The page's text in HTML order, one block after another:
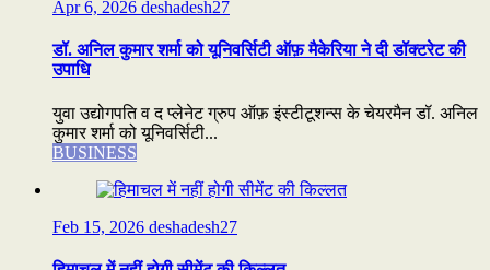
Apr 6, 2026 deshadesh27
डॉ. अनिल कुमार शर्मा को यूनिवर्सिटी ऑफ़ मैकेरिया ने दी डॉक्टरेट की
उपाधि
युवा उद्योगपति व द प्लेनेट ग्रुप ऑफ़ इंस्टीटूशन्स के चेयरमैन डॉ. अनिल
कुमार शर्मा को यूनिवर्सिटी...
BUSINESS
Feb 15, 2026 deshadesh27